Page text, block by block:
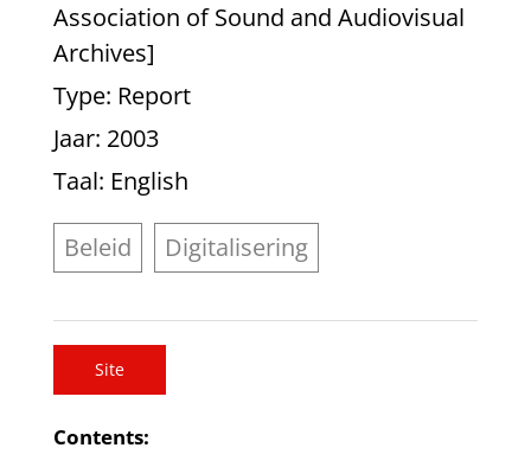
Association of Sound and Audiovisual
Archives]
Type: Report
Jaar: 2003
Taal: English
Beleid Digitalisering
Site
Contents: